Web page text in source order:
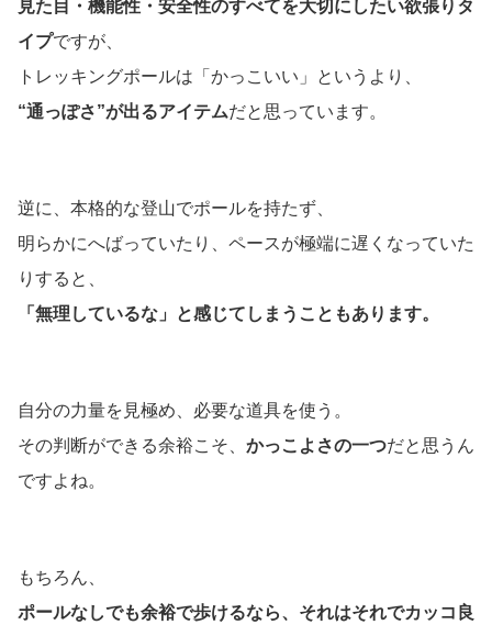
見た目・機能性・安全性のすべてを大切にしたい欲張りタ
イプですが、
トレッキングポールは「かっこいい」というより、
“通っぽさ”が出るアイテムだと思っています。
逆に、本格的な登山でポールを持たず、
明らかにへばっていたり、ペースが極端に遅くなっていた
りすると、
「無理しているな」と感じてしまうこともあります。
自分の力量を見極め、必要な道具を使う。
その判断ができる余裕こそ、 かっこよさの一つだと思うん
ですよね。
もちろん、
ポールなしでも余裕で歩けるなら、それはそれでカッコ良